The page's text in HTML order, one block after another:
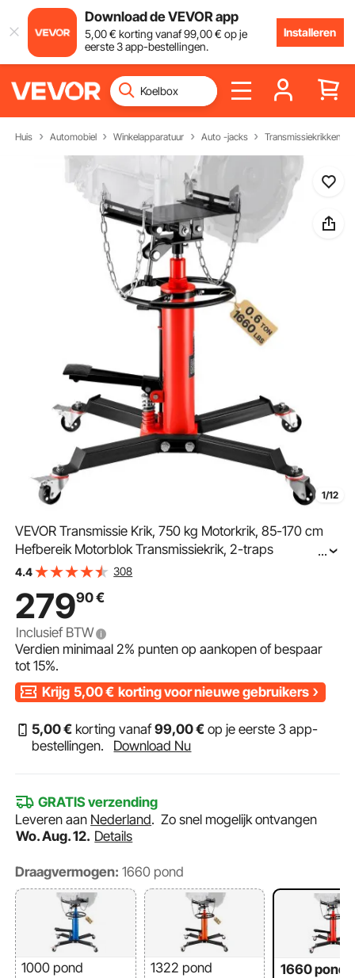
Download de VEVOR app
5,00€ korting vanaf99,00€ op je
eerste 3 app-bestellingen.
Installeren
Huis Automobiel Winkelapparatuur Auto -jacks Transmissiekrikken
1/12
VEVOR Transmissie Krik, 750 kg Motorkrik, 85-170 cm
Hefbereik Motorblok Transmissiekrik, 2-traps
Hydraulische Transmissie Krik, Vrijloop Hydraulische
...
4.4 308
27990€
Inclusief BTW
Verdien minimaal2% punten op aankopen of bespaar
tot15%.
Krijg 5,00€ korting voor nieuwe gebruikers
5,00€ korting vanaf99,00€ op je eerste 3 app-
bestellingen.
Download Nu
GRATIS verzending
Leveren aan Nederland.Zo snel mogelijk ontvangen
Wo. Aug. 12. Details
Draagvermogen: 1660 pond
1000 pond 1322 pond 1660 pond